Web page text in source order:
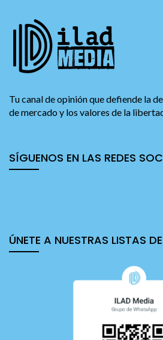
Tu canal de opinión que defiende la
de mercado y los valores de la
SÍGUENOS EN LAS REDES
ÚNETE A NUESTRAS LISTAS